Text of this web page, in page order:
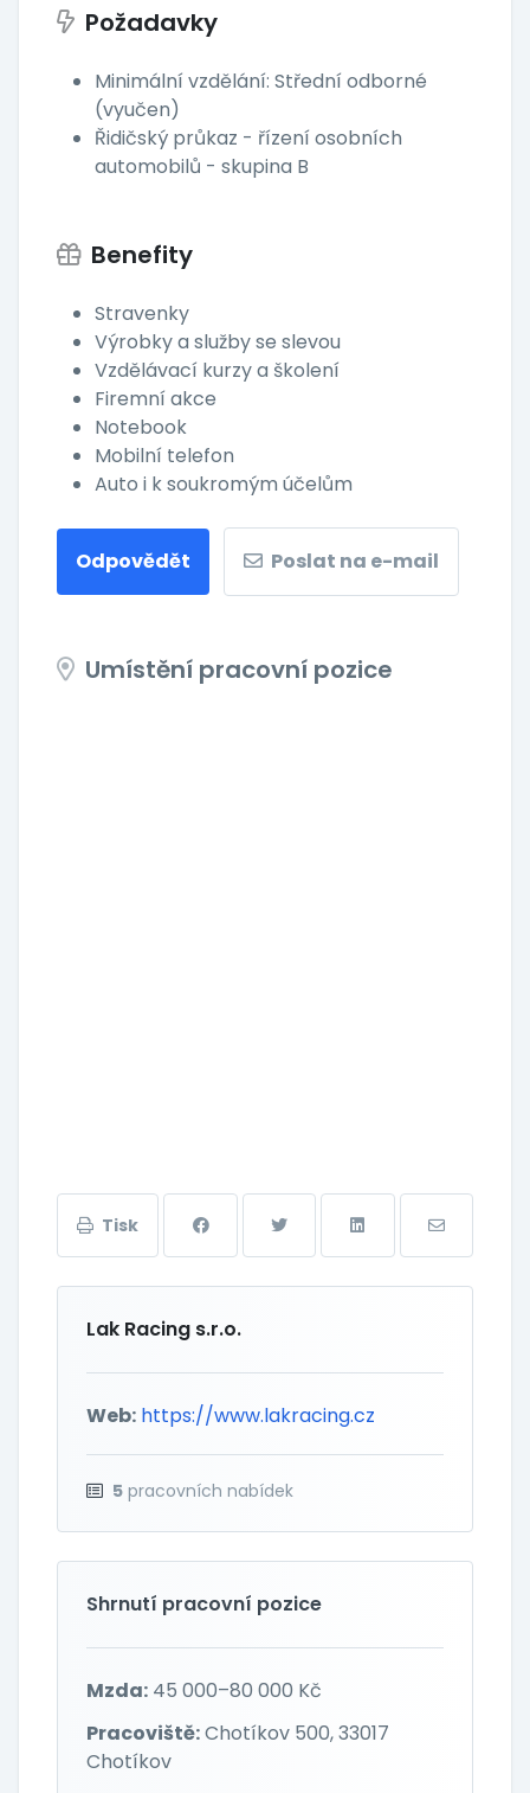
Požadavky
Minimální vzdělání: Střední odborné
(vyučen)
Řidičský průkaz - řízení osobních
automobilů - skupina B
Benefity
Stravenky
Výrobky a služby se slevou
Vzdělávací kurzy a školení
Firemní akce
Notebook
Mobilní telefon
Auto i k soukromým účelům
Odpovědět Poslat na e-mail
Umístění pracovní pozice
Tisk
Lak Racing s.r.o.
Web: https://www.lakracing.cz
5 pracovních nabídek
Shrnutí pracovní pozice
Mzda: 45 000–80 000 Kč
Pracoviště:Chotíkov 500, 33017
Chotíkov